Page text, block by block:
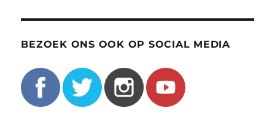
BEZOEK ONS OOK OP SOCIAL MEDIA